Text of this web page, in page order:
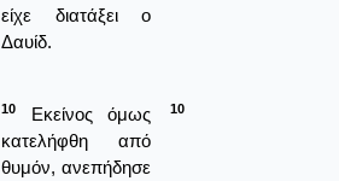
είχε διατάξει ο
Δαυίδ.
10
Εκείνος όμως
κατελήφθη από
θυμόν, ανεπήδησε
10